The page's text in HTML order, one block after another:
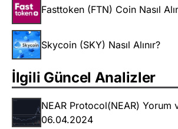
Fasttoken (FTN) Coin Nasıl
Skycoin (SKY) Nasıl Alınır?
İlgili Güncel Analizler
NEAR Protocol(NEAR) Yorum
06.04.2024